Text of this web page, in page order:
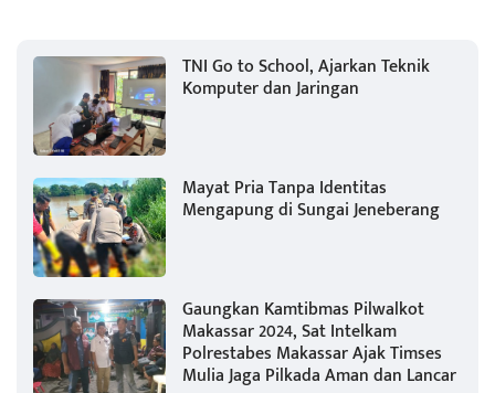
TNI Go to School, Ajarkan Teknik
Komputer dan Jaringan
Mayat Pria Tanpa Identitas
Mengapung di Sungai Jeneberang
Gaungkan Kamtibmas Pilwalkot
Makassar 2024, Sat Intelkam
Polrestabes Makassar Ajak Timses
Mulia Jaga Pilkada Aman dan Lancar